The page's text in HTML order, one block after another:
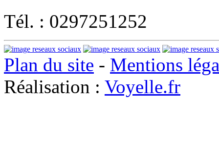
Tél. : 0297251252
Plan du site - Mentions
Réalisation : Voyelle.fr